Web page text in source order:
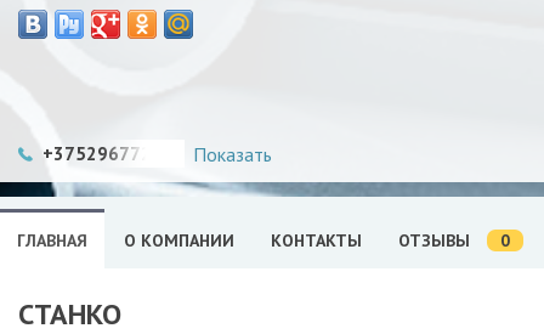
+375296772269 Показать
ГЛАВНАЯ О КОМПАНИИ КОНТАКТЫ ОТЗЫВЫ 0
СТАНКО